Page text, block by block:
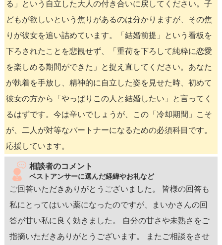
る」という自立した大人の付き合いに戻してください。子
どもが欲しいという焦りがあるのは分かりますが、その焦
りが彼女を追い詰めています。「結婚前提」という看板を
下ろされたことを悲観せず、「重荷を下ろして純粋に恋愛
を楽しめる期間ができた」と捉え直してください。あなた
が執着を手放し、精神的に自立した姿を見せた時、初めて
彼女の方から「やっぱりこの人と結婚したい」と言ってく
るはずです。今は辛いでしょうが、この「冷却期間」こそ
が、二人が対等なパートナーになるための必須科目です。
応援しています。
相談者のコメント
ベストアンサーに選んだ経緯やお礼など
ご回答いただきありがとうございました。 皆様の回答も
私にとってはいい薬になったのですが、まいかさんの回
答が甘い私に良く効きました。 自分の甘さや未熟さをご
指摘いただきありがとうございます。 またご相談をさせ